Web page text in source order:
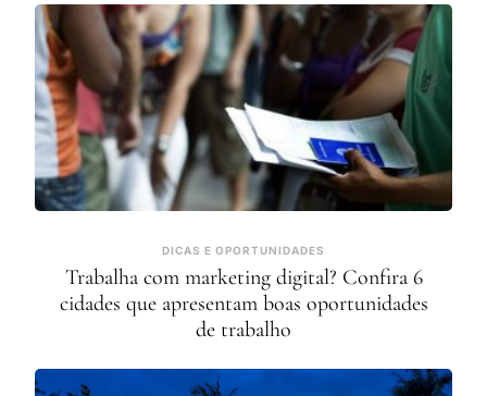
DICAS E OPORTUNIDADES
Trabalha com marketing digital? Confira 6
cidades que apresentam boas oportunidades
de trabalho